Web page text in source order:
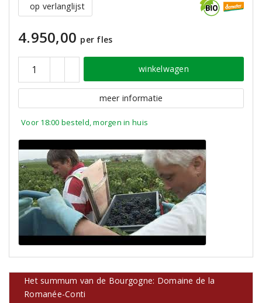
op verlanglijst
4.950,00 per fles
winkelwagen
meer informatie
Voor 18:00 besteld, morgen in huis
Het summum van de Bourgogne: Domaine de la
Romanée-Conti